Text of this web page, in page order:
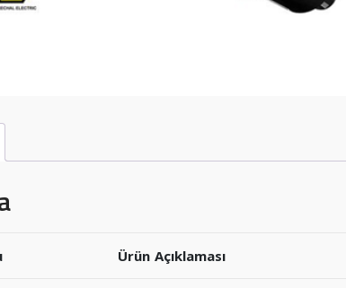
Ürün Açıklaması